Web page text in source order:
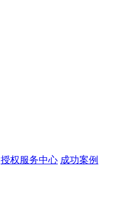
授权服务中心 成功案例